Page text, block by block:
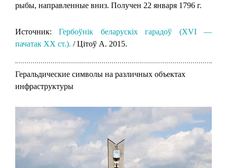
рыбы, направленные вниз. Получен 22 января 1796 г.
Источник:Гербоўнік беларускіх гарадоў (XVI —
пачатак XX ст.). / Цітоў А. 2015.
Геральдические символы на различных объектах
инфраструктуры